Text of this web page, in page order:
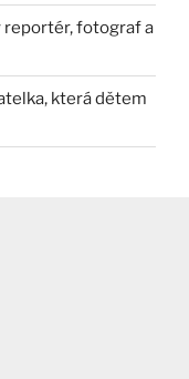
reportér, fotograf a
která dětem